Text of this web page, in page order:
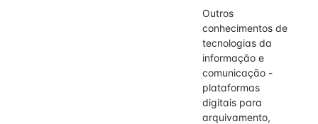
Outros
conhecimentos de
tecnologias da
informação e
comunicação -
plataformas
digitais para
arquivamento,